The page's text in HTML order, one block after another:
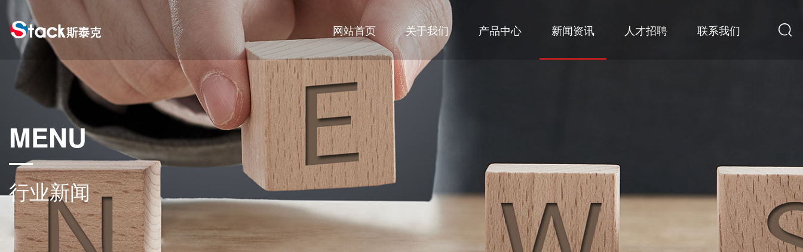
网站首页 关于我们 产品中心 新闻资讯 人才招聘 联系我们
MENU
行业新闻